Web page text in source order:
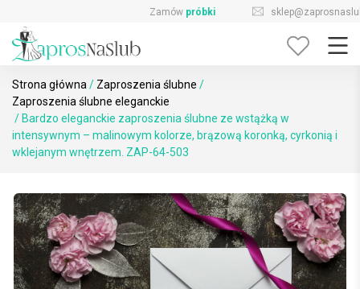
content
726-644-296
Strona główna / Zaproszenia ślubne /
Zaproszenia ślubne eleganckie
/ Bardzo eleganckie zaproszenia ślubne ze wstążką w
intensywnym – malinowym kolorze, brązową koronką, cyrkonią i
wklejanym wnętrzem. ZAP-64-503